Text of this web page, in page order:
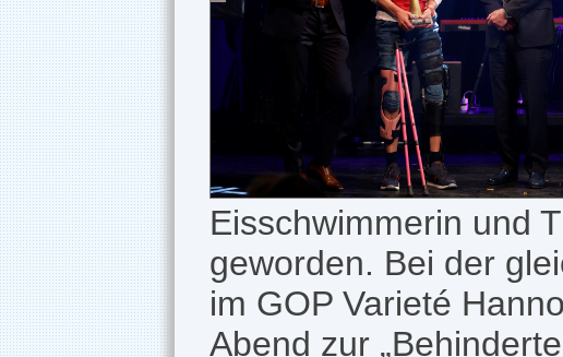
Eisschwimmerin und
geworden. Bei der
im GOP Varieté
Abend zur